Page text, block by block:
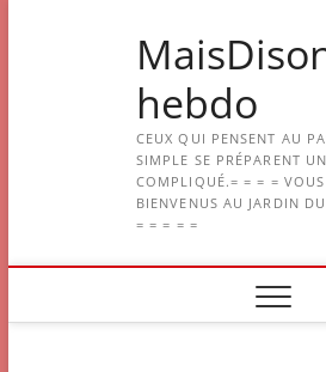
hebdo
CEUX QUI PENSENT AU
SIMPLE SE PRÉPARENT
COMPLIQUÉ.= = = = VOUS
BIENVENUS AU JARDIN
= = = = =